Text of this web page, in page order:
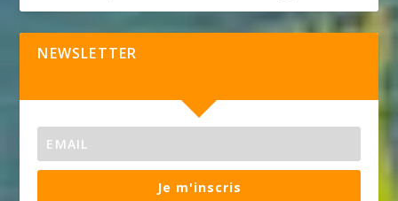
NEWSLETTER
Je m'inscris